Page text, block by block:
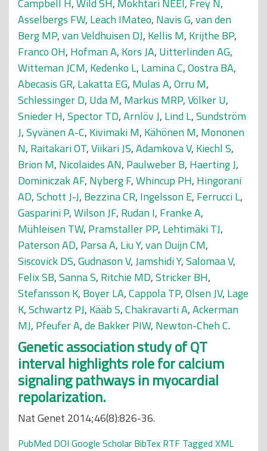
Campbell H,Wild SH, Mokhtari NEEl, Frey N,
Asselbergs FW, Leach IMateo, Navis G,van den
Berg MP,van Veldhuisen DJ, Kellis M, Krijthe BP,
Franco OH, Hofman A, Kors JA, Uitterlinden AG,
Witteman JCM, Kedenko L, Lamina C,Oostra BA,
Abecasis GR, Lakatta EG, Mulas A,Orru M,
Schlessinger D, Uda M, Markus MRP,Völker U,
Snieder H,Spector TD,Arnlöv J, Lind L,Sundström
J,Syvänen A-C, Kivimaki M, Kähönen M, Mononen
N, Raitakari OT,Viikari JS,Adamkova V, Kiechl S,
Brion M, Nicolaides AN, Paulweber B, Haerting J,
Dominiczak AF, Nyberg F,Whincup PH, Hingorani
AD,Schott J-J, Bezzina CR, Ingelsson E, Ferrucci L,
Gasparini P,Wilson JF, Rudan I, Franke A,
Mühleisen TW, Pramstaller PP, Lehtimäki TJ,
Paterson AD, Parsa A, Liu Y,van Duijn CM,
Siscovick DS,Gudnason V,Jamshidi Y,Salomaa V,
Felix SB,Sanna S, Ritchie MD,Stricker BH,
Stefansson K, Boyer LA,Cappola TP,Olsen JV, Lage
K,Schwartz PJ, Kääb S,Chakravarti A,Ackerman
MJ, Pfeufer A,de Bakker PIW, Newton-Cheh C.
Genetic association study of QT
interval highlights role for calcium
signaling pathways in myocardial
repolarization.
Nat Genet 2014;46(8):826-36.
PubMed DOI Google Scholar BibTex RTF Tagged XML